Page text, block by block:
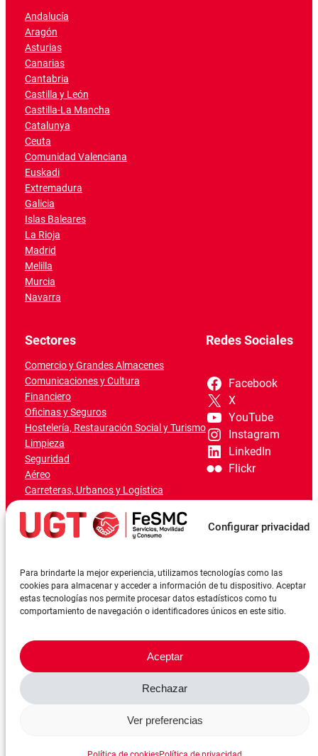
Configurar privacidad
Para brindarte la mejor experiencia, utilizamos tecnologías como las
cookies para almacenar y acceder a información de tu dispositivo. Aceptar
estas tecnologías nos permite procesar datos estadísticos como tu
comportamiento de navegación o identificadores únicos en este sitio.
Aceptar
Rechazar
Ver preferencias
Andalucía
Aragón
Asturias
Canarias
Cantabria
Castilla y León
Castilla-La Mancha
Catalunya
Ceuta
Comunidad Valenciana
Euskadi
Extremadura
Galicia
Islas Baleares
La Rioja
Madrid
Melilla
Murcia
Navarra
Sectores
Comercio y Grandes Almacenes
Comunicaciones y Cultura
Financiero
Oficinas y Seguros
Hostelería, Restauración Social y Turismo
Limpieza
Seguridad
Aéreo
Carreteras, Urbanos y Logística
Marítimo-Portuario
Redes Sociales
Facebook
X
YouTube
Instagram
LinkedIn
Flickr
©FeSMCUGT 2024